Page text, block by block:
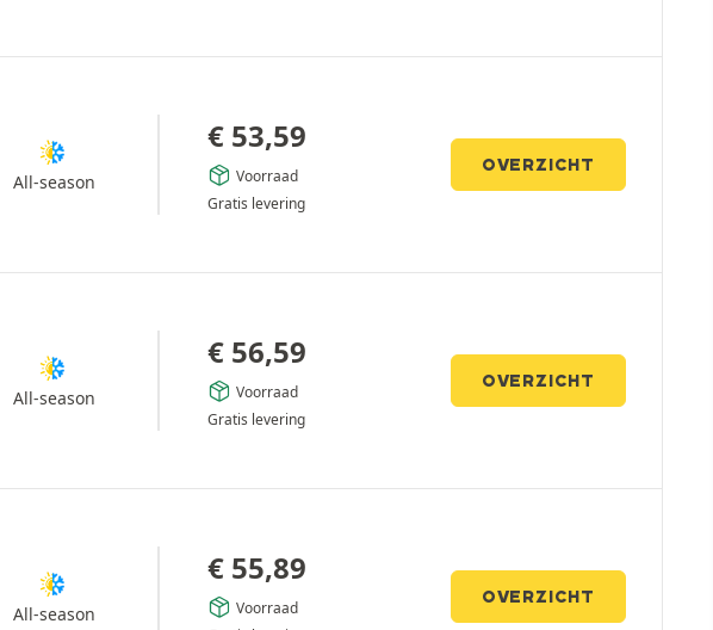
All-season
€ 53,59
Voorraad
Gratis levering
OVERZICHT
All-season
€ 56,59
Voorraad
Gratis levering
OVERZICHT
All-season
€ 55,89
Voorraad
OVERZICHT